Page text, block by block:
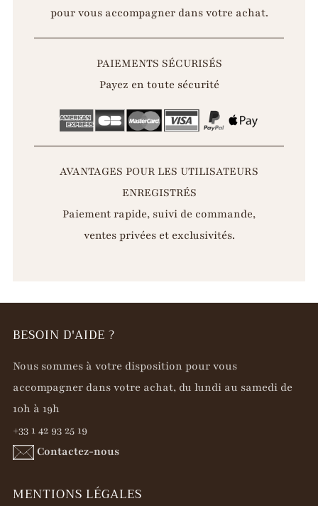
pour vous accompagner dans votre achat.
PAIEMENTS SÉCURISÉS
Payez en toute sécurité
AVANTAGES POUR LES UTILISATEURS
ENREGISTRÉS
Paiement rapide, suivi de commande,
ventes privées et exclusivités.
BESOIN D'AIDE ?
Nous sommes à votre disposition pour vous
accompagner dans votre achat, du lundi au samedi de
10h à 19h
+33 1 42 93 25 19
Contactez-nous
MENTIONS LÉGALES